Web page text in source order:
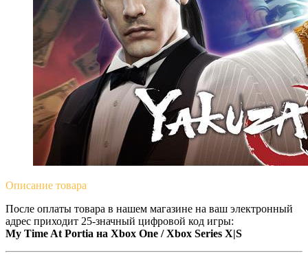
Описание товара
После оплаты товара в нашем магазине на ваш электронный
адрес приходит 25-значный цифровой код игры:
My Time At Portia на Xbox One / Xbox Series X|S